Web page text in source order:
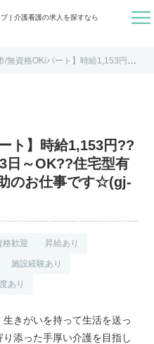
| 介護看護の求人を探すなら 
の方へ
護方針
約
わせ
メールでのお問い合わせ
/無資格OK/パート】時給1,153円??
ト】時給1,153円??
日～OK??住宅型有
のお仕事です☆(gj-
格歓迎 昇給あり
施設経験あり
あり
きがいを持って生活を送っ
添った手厚い介護を目指し